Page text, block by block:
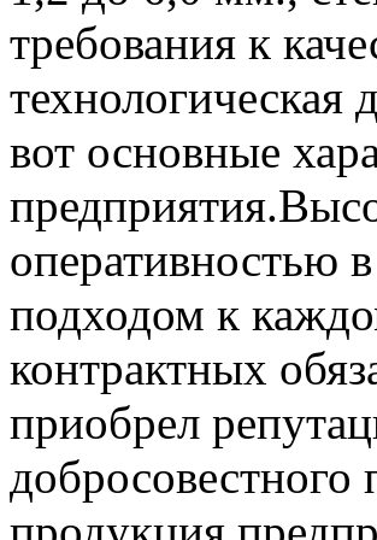
требования к
технологическая
вот основные
оперативностью
подходом к
контрактных
приобрел
добросовестного